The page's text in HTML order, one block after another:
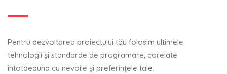
Pentru dezvoltarea proiectului tău folosim ultimele
tehnologii şi standarde de programare, corelate
întotdeauna cu nevoile și preferințele tale.